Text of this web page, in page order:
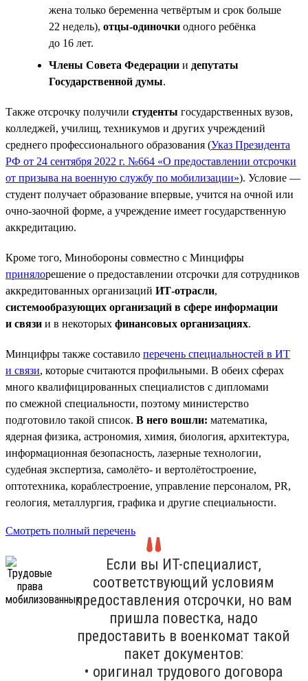
жена только беременна четвёртым и срок больше
22 недель), отцы-одиночки одного ребёнка
до 16 лет.
Члены Совета Федерации и депутаты
Государственной думы.
Также отсрочку получили студенты государственных вузов,
колледжей, училищ, техникумов и других учреждений
среднего профессионального образования (Указ Президента
РФ от 24 сентября 2022 г. №664 «О предоставлении отсрочки
от призыва на военную службу по мобилизации»). Условие —
студент получает образование впервые, учится на очной или
очно-заочной форме, а учреждение имеет государственную
аккредитацию.
Кроме того, Минобороны совместно с Минцифры
принялорешение о предоставлении отсрочки для сотрудников
аккредитованных организаций ИТ-отрасли,
системообразующих организаций в сфере информации
и связи и в некоторых финансовых организациях.
Минцифры также составило перечень специальностей в ИТ
и связи, которые считаются профильными. В обеих сферах
много квалифицированных специалистов с дипломами
по смежной специальности, поэтому министерство
подготовило такой список. В него вошли: математика,
ядерная физика, астрономия, химия, биология, архитектура,
информационная безопасность, лазерные технологии,
судебная экспертиза, самолёто- и вертолётостроение,
оптотехника, кораблестроение, управление персоналом, PR,
геология, металлургия, графика и другие специальности.
Смотреть полный перечень
Если вы ИТ-специалист,
соответствующий условиям
предоставления отсрочки, но вам
пришла повестка, надо
предоставить в военкомат такой
пакет документов:
• оригинал трудового договора